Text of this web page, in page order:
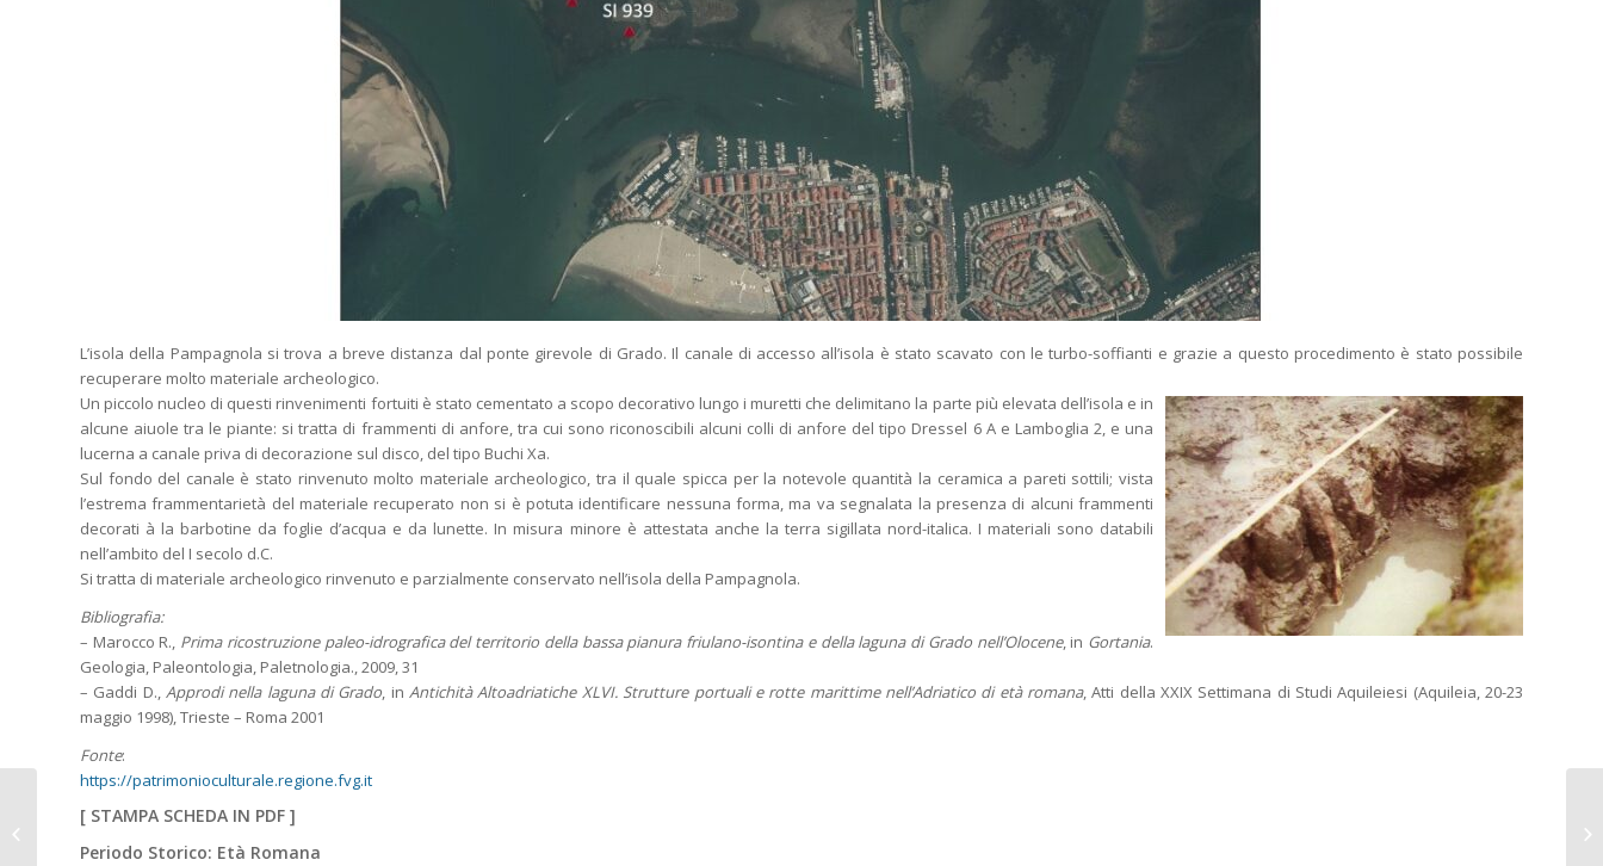
L’isola della Pampagnola si trova a breve distanza dal ponte girevole di Grado. Il canale di accesso all’isola è stato scavato con le turbo-soffianti e grazie a questo procedimento è stato possibile
recuperare molto materiale archeologico.
Un piccolo nucleo di questi rinvenimenti fortuiti è stato cementato a scopo decorativo lungo i muretti che delimitano la parte più elevata dell’isola e in
alcune aiuole tra le piante: si tratta di frammenti di anfore, tra cui sono riconoscibili alcuni colli di anfore del tipo Dressel 6 A e Lamboglia 2, e una
lucerna a canale priva di decorazione sul disco, del tipo Buchi Xa.
Sul fondo del canale è stato rinvenuto molto materiale archeologico, tra il quale spicca per la notevole quantità la ceramica a pareti sottili; vista
l’estrema frammentarietà del materiale recuperato non si è potuta identificare nessuna forma, ma va segnalata la presenza di alcuni frammenti
decorati à la barbotine da foglie d’acqua e da lunette. In misura minore è attestata anche la terra sigillata nord-italica. I materiali sono databili
nell’ambito del I secolo d.C.
Si tratta di materiale archeologico rinvenuto e parzialmente conservato nell’isola della Pampagnola.
Bibliografia:
– Marocco R., Prima ricostruzione paleo-idrografica del territorio della bassa pianura friulano-isontina e della laguna di Grado nell’Olocene, in Gortania.
Geologia, Paleontologia, Paletnologia., 2009, 31
– Gaddi D.,Approdi nella laguna di Grado, inAntichità Altoadriatiche XLVI. Strutture portuali e rotte marittime nell’Adriatico di età romana, Atti della XXIX Settimana di Studi Aquileiesi (Aquileia, 20-23
maggio 1998), Trieste – Roma 2001
Fonte:
https://patrimonioculturale.regione.fvg.it
[ STAMPA SCHEDA IN PDF ]
Periodo Storico: Età Romana
Madrisio. Chiesa della
Madonna di Tavella e